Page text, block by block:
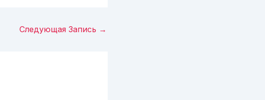
Следующая Запись →